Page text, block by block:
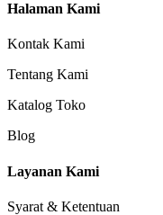
Halaman Kami
Kontak Kami
Tentang Kami
Katalog Toko
Blog
Layanan Kami
Syarat & Ketentuan